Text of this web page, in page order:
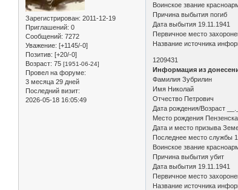
Зарегистрирован: 2011-12-19
Приглашений: 0
Сообщений: 7272
Уважение: [+1145/-0]
Позитив: [+20/-0]
Возраст: 75 [1951-06-24]
Провел на форуме:
3 месяца 29 дней
Последний визит:
2026-05-18 16:05:49
Воинское звание
Причина выбытия погиб
Дата выбытия 19.11.1941
Первичное место
Название источника
1209431
Информация из
Фамилия Зубрилин
Имя Николай
Отчество Петрович
Дата рождения/Возраст
Место рождения
Дата и место призыва
Последнее место службы
Воинское звание
Причина выбытия убит
Дата выбытия 19.11.1941
Первичное место
Название источника